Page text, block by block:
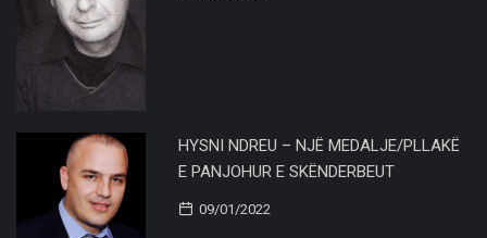
HYSNI NDREU – NJË MEDALJE/PLLAKË
E PANJOHUR E SKËNDERBEUT
09/01/2022